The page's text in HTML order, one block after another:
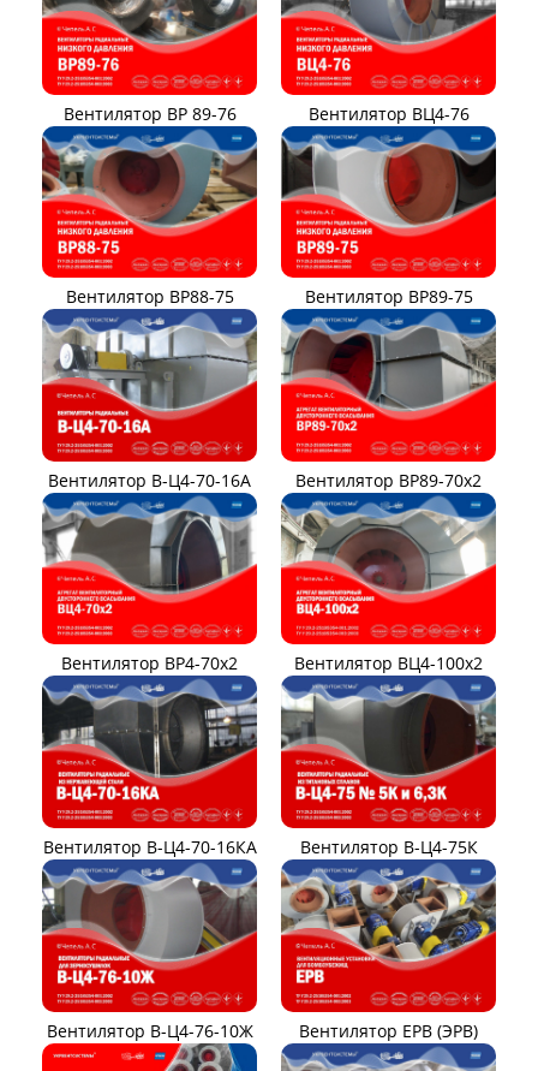
Вентилятор ВР 89-76 Вентилятор ВЦ4-76
Вентилятор ВР88-75 Вентилятор ВР89-75
Вентилятор В-Ц4-70-16А Вентилятор ВР89-70x2
Вентилятор ВР4-70x2 Вентилятор ВЦ4-100х2
Вентилятор В-Ц4-70-16КА Вентилятор В-Ц4-75К
Вентилятор В-Ц4-76-10Ж Вентилятор ЕРВ (ЭРВ)